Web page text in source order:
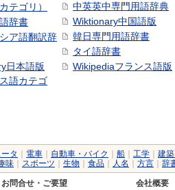
テゴリ）
辞書
ア語翻訳辞
日本語版
語カテゴ
中英英中専門用語辞典
Wiktionary中国語版
韓日専門用語辞書
タイ語辞書
Wikipediaフランス語版
タ 電車 自動車・バイク 船 工学 建
味 スポーツ 生物 食品 人名 方言 辞
お問合せ・ご要望 会社概要